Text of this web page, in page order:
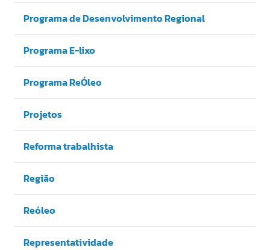
Programa de Desenvolvimento Regional
Programa E-lixo
Programa ReÓleo
Projetos
Reforma trabalhista
Região
Reóleo
Representatividade